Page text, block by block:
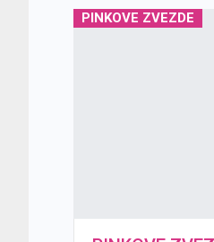
PINKOVE ZVEZDE